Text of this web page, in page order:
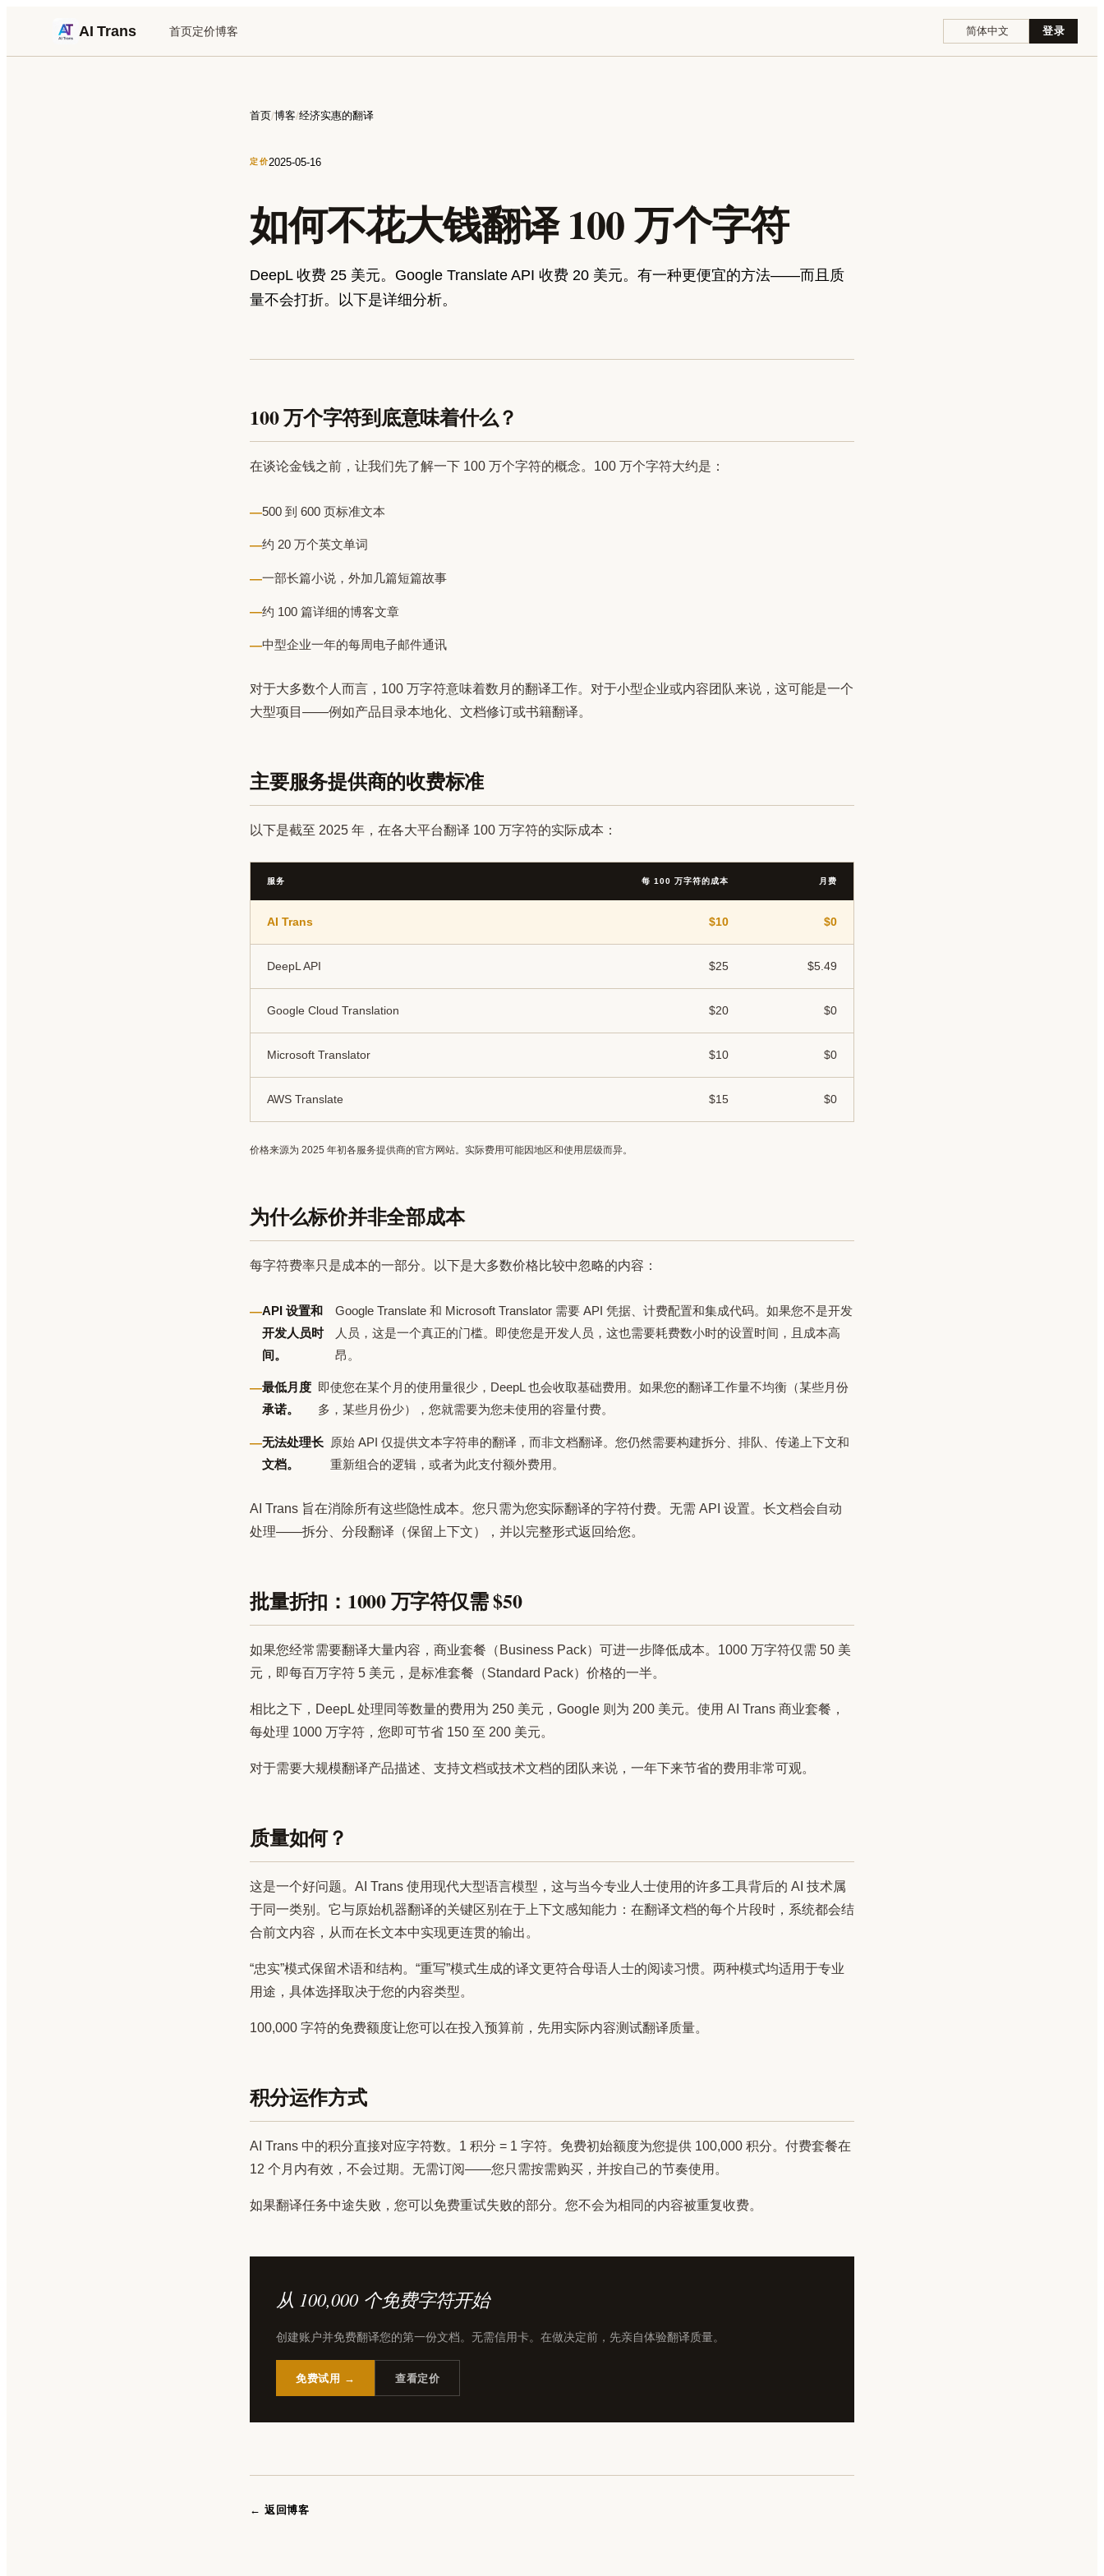
AI Trans 首页定价博客 简体中文 登录
首页/博客/经济实惠的翻译
定价2025-05-16
如何不花大钱翻译 100 万个字符
DeepL 收费 25 美元。Google Translate API 收费 20 美元。有一种更便宜的方法——而且质
量不会打折。以下是详细分析。
100 万个字符到底意味着什么？
在谈论金钱之前，让我们先了解一下 100 万个字符的概念。100 万个字符大约是：
500 到 600 页标准文本
约 20 万个英文单词
一部长篇小说，外加几篇短篇故事
约 100 篇详细的博客文章
中型企业一年的每周电子邮件通讯
对于大多数个人而言，100 万字符意味着数月的翻译工作。对于小型企业或内容团队来说，这可能是一个
大型项目——例如产品目录本地化、文档修订或书籍翻译。
主要服务提供商的收费标准
以下是截至 2025 年，在各大平台翻译 100 万字符的实际成本：
服务 每 100 万字符的成本 月费
AI Trans $10 $0
DeepL API $25 $5.49
Google Cloud Translation $20 $0
Microsoft Translator $10 $0
AWS Translate $15 $0
价格来源为 2025 年初各服务提供商的官方网站。实际费用可能因地区和使用层级而异。
为什么标价并非全部成本
每字符费率只是成本的一部分。以下是大多数价格比较中忽略的内容：
API 设置和
开发人员时
间。
Google Translate 和 Microsoft Translator 需要 API 凭据、计费配置和集成代码。如果您不是开发
人员，这是一个真正的门槛。即使您是开发人员，这也需要耗费数小时的设置时间，且成本高
昂。
最低月度
承诺。
即使您在某个月的使用量很少，DeepL 也会收取基础费用。如果您的翻译工作量不均衡（某些月份
多，某些月份少），您就需要为您未使用的容量付费。
无法处理长
文档。
原始 API 仅提供文本字符串的翻译，而非文档翻译。您仍然需要构建拆分、排队、传递上下文和
重新组合的逻辑，或者为此支付额外费用。
AI Trans 旨在消除所有这些隐性成本。您只需为您实际翻译的字符付费。无需 API 设置。长文档会自动
处理——拆分、分段翻译（保留上下文），并以完整形式返回给您。
批量折扣：1000 万字符仅需 $50
如果您经常需要翻译大量内容，商业套餐（Business Pack）可进一步降低成本。1000 万字符仅需 50 美
元，即每百万字符 5 美元，是标准套餐（Standard Pack）价格的一半。
相比之下，DeepL 处理同等数量的费用为 250 美元，Google 则为 200 美元。使用 AI Trans 商业套餐，
每处理 1000 万字符，您即可节省 150 至 200 美元。
对于需要大规模翻译产品描述、支持文档或技术文档的团队来说，一年下来节省的费用非常可观。
质量如何？
这是一个好问题。AI Trans 使用现代大型语言模型，这与当今专业人士使用的许多工具背后的 AI 技术属
于同一类别。它与原始机器翻译的关键区别在于上下文感知能力：在翻译文档的每个片段时，系统都会结
合前文内容，从而在长文本中实现更连贯的输出。
“忠实”模式保留术语和结构。“重写”模式生成的译文更符合母语人士的阅读习惯。两种模式均适用于专业
用途，具体选择取决于您的内容类型。
100,000 字符的免费额度让您可以在投入预算前，先用实际内容测试翻译质量。
积分运作方式
AI Trans 中的积分直接对应字符数。1 积分 = 1 字符。免费初始额度为您提供 100,000 积分。付费套餐在
12 个月内有效，不会过期。无需订阅——您只需按需购买，并按自己的节奏使用。
如果翻译任务中途失败，您可以免费重试失败的部分。您不会为相同的内容被重复收费。
从 100,000 个免费字符开始
创建账户并免费翻译您的第一份文档。无需信用卡。在做决定前，先亲自体验翻译质量。
免费试用 → 查看定价
← 返回博客